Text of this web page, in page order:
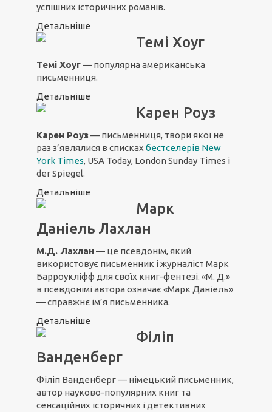
успішних історичних романів.
Детальніше
Темі Хоуг
Темі Хоуг— популярна американська
письменниця.
Детальніше
Карен Роуз
Карен Роуз— письменниця, твори якої не
раз з’являлися в списках бестселерів New
York Times, USA Today, London Sunday Times і
der Spiegel.
Детальніше
Марк
Даніель Лахлан
М.Д. Лахлан — це псевдонім, який
використовує письменник і журналіст Марк
Барроукліфф для своїх книг-фентезі. «М. Д.»
в псевдонімі автора означає «Марк Даніель»
— справжнє ім’я письменника.
Детальніше
Філіп
Ванденберг
Філіп Ванденберг — німецький письменник,
автор науково-популярних книг та
сенсаційних історичних і детективних